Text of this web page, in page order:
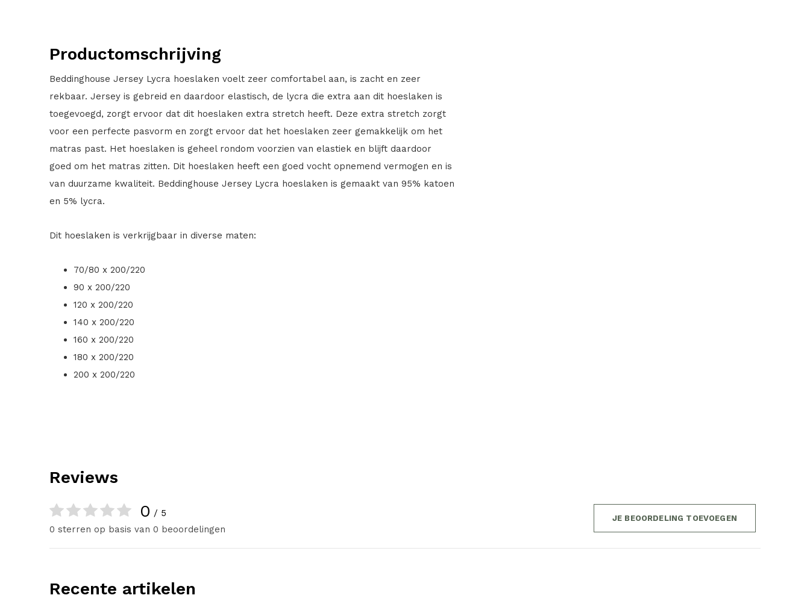
Productomschrijving
Beddinghouse Jersey Lycra hoeslaken voelt zeer comfortabel aan, is zacht en zeer
rekbaar. Jersey is gebreid en daardoor elastisch, de lycra die extra aan dit hoeslaken is
toegevoegd, zorgt ervoor dat dit hoeslaken extra stretch heeft. Deze extra stretch zorgt
voor een perfecte pasvorm en zorgt ervoor dat het hoeslaken zeer gemakkelijk om het
matras past. Het hoeslaken is geheel rondom voorzien van elastiek en blijft daardoor
goed om het matras zitten. Dit hoeslaken heeft een goed vocht opnemend vermogen en is
van duurzame kwaliteit. Beddinghouse Jersey Lycra hoeslaken is gemaakt van 95% katoen
en 5% lycra.
Dit hoeslaken is verkrijgbaar in diverse maten:
70/80 x 200/220
90 x 200/220
120 x 200/220
140 x 200/220
160 x 200/220
180 x 200/220
200 x 200/220
Reviews
0 / 5
0 sterren op basis van 0 beoordelingen
JE BEOORDELING TOEVOEGEN
Recente artikelen